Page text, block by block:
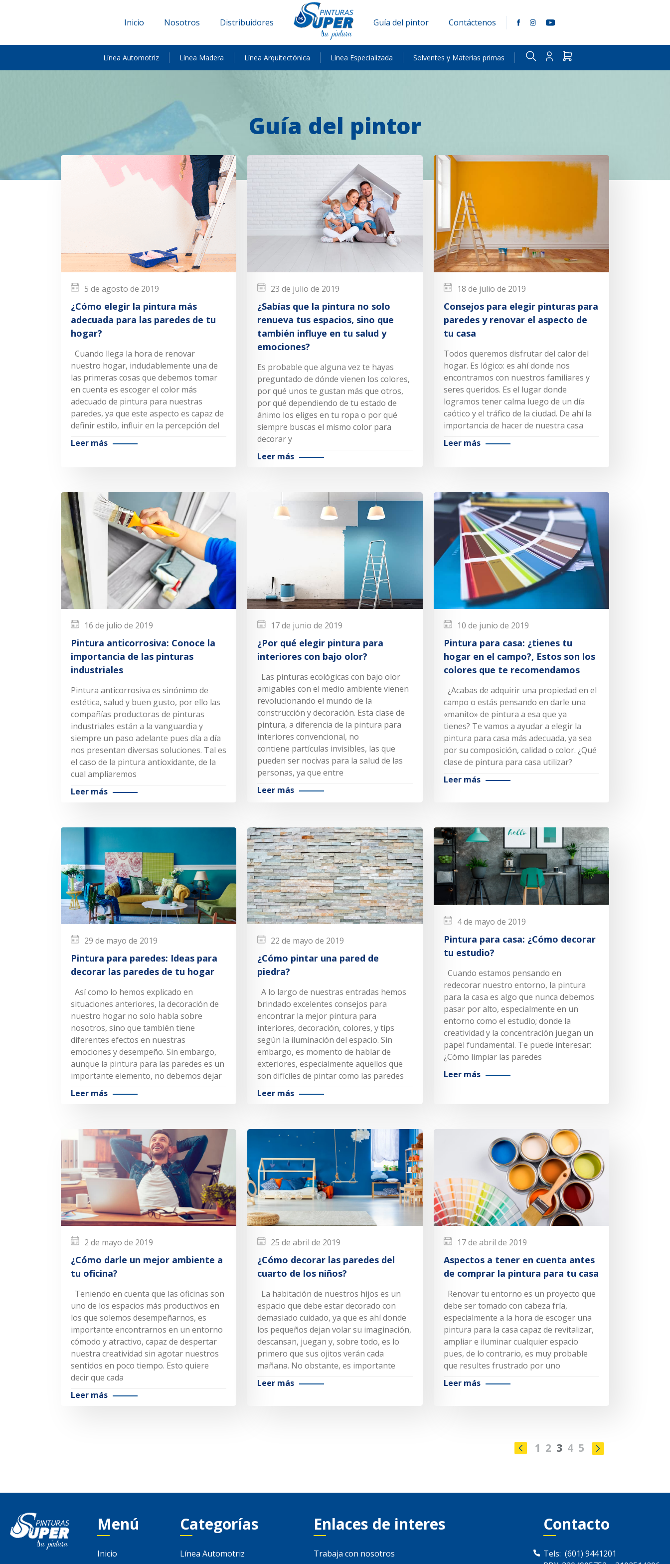
Inicio Nosotros Distribuidores Guía del pintor Contáctenos
Línea Automotriz Línea Madera Línea Arquitectónica Línea Especializada Solventes y Materias primas
Guía del pintor
5 de agosto de 2019
¿Cómo elegir la pintura más
adecuada para las paredes de tu
hogar?
Cuando llega la hora de renovar
nuestro hogar, indudablemente una de
las primeras cosas que debemos tomar
en cuenta es escoger el color más
adecuado de pintura para nuestras
paredes, ya que este aspecto es capaz de
definir estilo, influir en la percepción del
Leer más
23 de julio de 2019
¿Sabías que la pintura no solo
renueva tus espacios, sino que
también influye en tu salud y
emociones?
Es probable que alguna vez te hayas
preguntado de dónde vienen los colores,
por qué unos te gustan más que otros,
por qué dependiendo de tu estado de
ánimo los eliges en tu ropa o por qué
siempre buscas el mismo color para
decorar y
Leer más
18 de julio de 2019
Consejos para elegir pinturas para
paredes y renovar el aspecto de
tu casa
Todos queremos disfrutar del calor del
hogar. Es lógico: es ahí donde nos
encontramos con nuestros familiares y
seres queridos. Es el lugar donde
logramos tener calma luego de un día
caótico y el tráfico de la ciudad. De ahí la
importancia de hacer de nuestra casa
Leer más
16 de julio de 2019
Pintura anticorrosiva: Conoce la
importancia de las pinturas
industriales
Pintura anticorrosiva es sinónimo de
estética, salud y buen gusto, por ello las
compañías productoras de pinturas
industriales están a la vanguardia y
siempre un paso adelante pues día a día
nos presentan diversas soluciones. Tal es
el caso de la pintura antioxidante, de la
cual ampliaremos
Leer más
17 de junio de 2019
¿Por qué elegir pintura para
interiores con bajo olor?
Las pinturas ecológicas con bajo olor
amigables con el medio ambiente vienen
revolucionando el mundo de la
construcción y decoración. Esta clase de
pintura, a diferencia de la pintura para
interiores convencional, no
contiene partículas invisibles, las que
pueden ser nocivas para la salud de las
personas, ya que entre
Leer más
10 de junio de 2019
Pintura para casa: ¿tienes tu
hogar en el campo?, Estos son los
colores que te recomendamos
¿Acabas de adquirir una propiedad en el
campo o estás pensando en darle una
«manito» de pintura a esa que ya
tienes? Te vamos a ayudar a elegir la
pintura para casa más adecuada, ya sea
por su composición, calidad o color. ¿Qué
clase de pintura para casa utilizar?
Leer más
29 de mayo de 2019
Pintura para paredes: Ideas para
decorar las paredes de tu hogar
Así como lo hemos explicado en
situaciones anteriores, la decoración de
nuestro hogar no solo habla sobre
nosotros, sino que también tiene
diferentes efectos en nuestras
emociones y desempeño. Sin embargo,
aunque la pintura para las paredes es un
importante elemento, no debemos dejar
Leer más
22 de mayo de 2019
¿Cómo pintar una pared de
piedra?
A lo largo de nuestras entradas hemos
brindado excelentes consejos para
encontrar la mejor pintura para
interiores, decoración, colores, y tips
según la iluminación del espacio. Sin
embargo, es momento de hablar de
exteriores, especialmente aquellos que
son difíciles de pintar como las paredes
Leer más
4 de mayo de 2019
Pintura para casa: ¿Cómo decorar
tu estudio?
Cuando estamos pensando en
redecorar nuestro entorno, la pintura
para la casa es algo que nunca debemos
pasar por alto, especialmente en un
entorno como el estudio; donde la
creatividad y la concentración juegan un
papel fundamental. Te puede interesar:
¿Cómo limpiar las paredes
Leer más
2 de mayo de 2019
¿Cómo darle un mejor ambiente a
tu oficina?
Teniendo en cuenta que las oficinas son
uno de los espacios más productivos en
los que solemos desempeñarnos, es
importante encontrarnos en un entorno
cómodo y atractivo, capaz de despertar
nuestra creatividad sin agotar nuestros
sentidos en poco tiempo. Esto quiere
decir que cada
Leer más
25 de abril de 2019
¿Cómo decorar las paredes del
cuarto de los niños?
La habitación de nuestros hijos es un
espacio que debe estar decorado con
demasiado cuidado, ya que es ahí donde
los pequeños dejan volar su imaginación,
descansan, juegan y, sobre todo, es lo
primero que sus ojitos verán cada
mañana. No obstante, es importante
Leer más
17 de abril de 2019
Aspectos a tener en cuenta antes
de comprar la pintura para tu casa
Renovar tu entorno es un proyecto que
debe ser tomado con cabeza fría,
especialmente a la hora de escoger una
pintura para la casa capaz de revitalizar,
ampliar e iluminar cualquier espacio
pues, de lo contrario, es muy probable
que resultes frustrado por uno
Leer más
1 2 3 4 5
Menú
Inicio
Categorías
Línea Automotriz
Enlaces de interes
Trabaja con nosotros
Contacto
Tels: (601) 9441201